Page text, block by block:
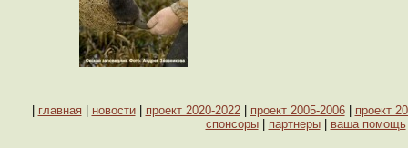
главная| новости| проект 2020-2022| проект 2005-2006| проект
спонсоры| партнеры| ваша помощь